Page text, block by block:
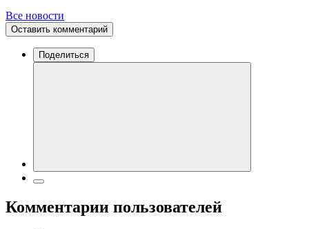
Все новости
Оставить комментарий
Поделиться
Комментарии пользователей